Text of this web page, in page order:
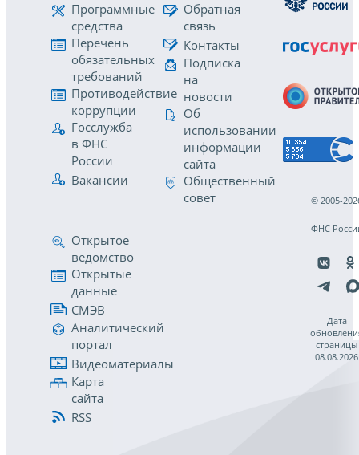
Программные
средства
Перечень
обязательных
требований
Противодействие
коррупции
Госслужба
в ФНС
России
Вакансии
Обратная
связь
Контакты
Подписка
на
новости
Об
использовании
информации
сайта
Общественный
совет
Открытое
ведомство
Открытые
данные
СМЭВ
Аналитический
портал
Видеоматериалы
Карта
сайта
RSS
© 2005-
ФНС
Дата
страницы
08.08.2026